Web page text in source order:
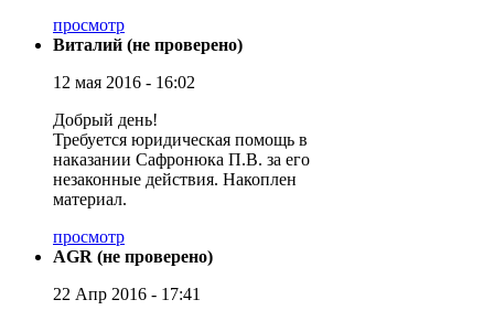
просмотр
Виталий (не проверено)
12 мая 2016 - 16:02
Добрый день!
Требуется юридическая помощь в
наказании Сафронюка П.В. за его
незаконные действия. Накоплен
материал.
просмотр
AGR (не проверено)
22 Апр 2016 - 17:41